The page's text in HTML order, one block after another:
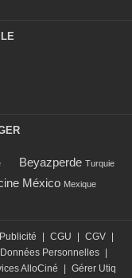
Beyazperde Turquie
México Mexique
Publicité | CGU | CGV |
Données Personnelles |
AlloCiné | Gérer Utiq